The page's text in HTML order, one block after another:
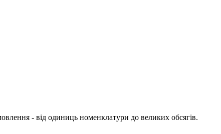
- від одиниць номенклатури до великих обсягів.